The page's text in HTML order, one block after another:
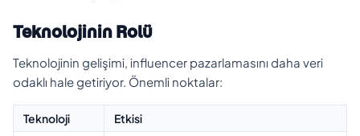
Teknolojinin Rolü
Teknolojinin gelişimi, influencer pazarlamasını daha veri
odaklı hale getiriyor. Önemli noktalar:
Teknoloji
Etkisi